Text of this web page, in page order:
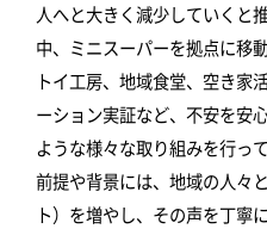
人へと大きく減少していくと
中、ミニスーパーを拠点に移
トイ工房、地域食堂、空き家
ーション実証など、不安を安
ような様々な取り組みを行っ
前提や背景には、地域の人々
ト）を増やし、その声を丁寧